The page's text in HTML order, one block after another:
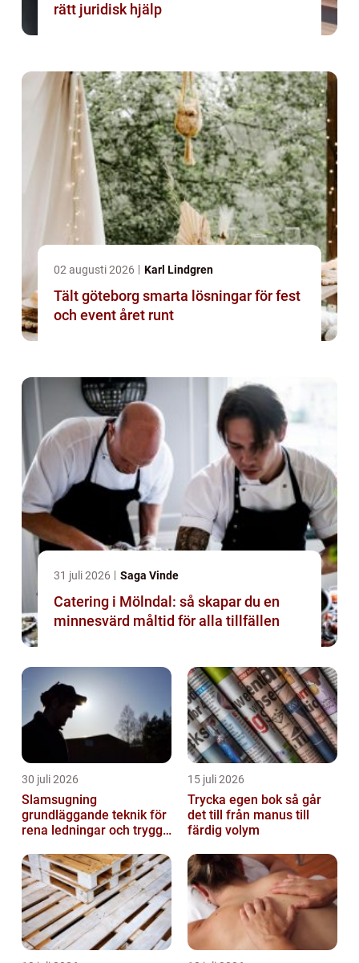
rätt juridisk hjälp
02 augusti 2026 Karl Lindgren
Tält göteborg smarta lösningar för fest
och event året runt
31 juli 2026 Saga Vinde
Catering i Mölndal: så skapar du en
minnesvärd måltid för alla tillfällen
30 juli 2026
Slamsugning
grundläggande teknik för
rena ledningar och trygg
15 juli 2026
Trycka egen bok så går
det till från manus till
färdig volym